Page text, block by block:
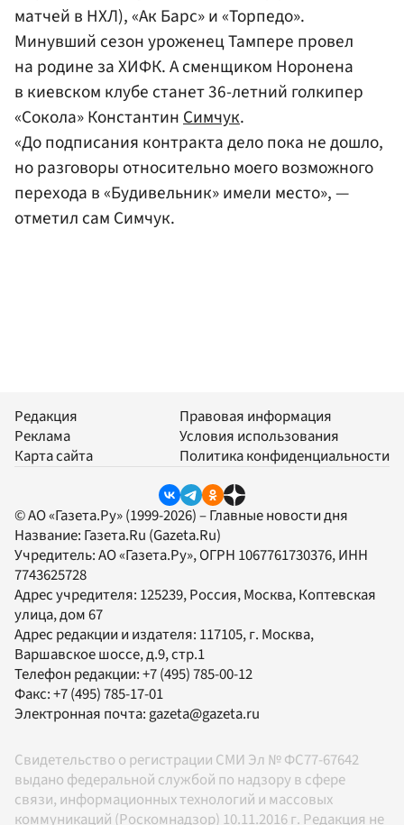
матчей в НХЛ), «Ак Барс» и «Торпедо».
Минувший сезон уроженец Тампере провел
на родине за ХИФК. А сменщиком Норонена
в киевском клубе станет 36-летний голкипер
«Сокола» КонстантинСимчук.
«До подписания контракта дело пока не дошло,
но разговоры относительно моего возможного
перехода в «Будивельник» имели место», —
отметил сам Симчук.
Редакция
Реклама
Карта сайта
Правовая информация
Условия использования
Политика конфиденциальности
© АО «Газета.Ру» (1999-2026) – Главные новости дня
Название: Газета.Ru (Gazeta.Ru)
Учредитель:АО «Газета.Ру», ОГРН 1067761730376, ИНН
7743625728
Адрес учредителя: 125239, Россия, Москва, Коптевская
улица, дом 67
Адрес редакции и издателя: 117105, г. Москва,
Варшавское шоссе, д.9, стр.1
Телефон редакции:+7 (495) 785-00-12
Факс:+7 (495) 785-17-01
Электронная почта:gazeta@gazeta.ru
Свидетельство о регистрации СМИ Эл № ФС77-67642
выдано федеральной службой по надзору в сфере
связи, информационных технологий и массовых
коммуникаций (Роскомнадзор) 10.11.2016 г. Редакция не